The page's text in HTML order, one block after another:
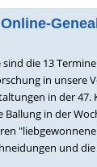
die 13
in unsere
in der 47.
Ballung in der
und die